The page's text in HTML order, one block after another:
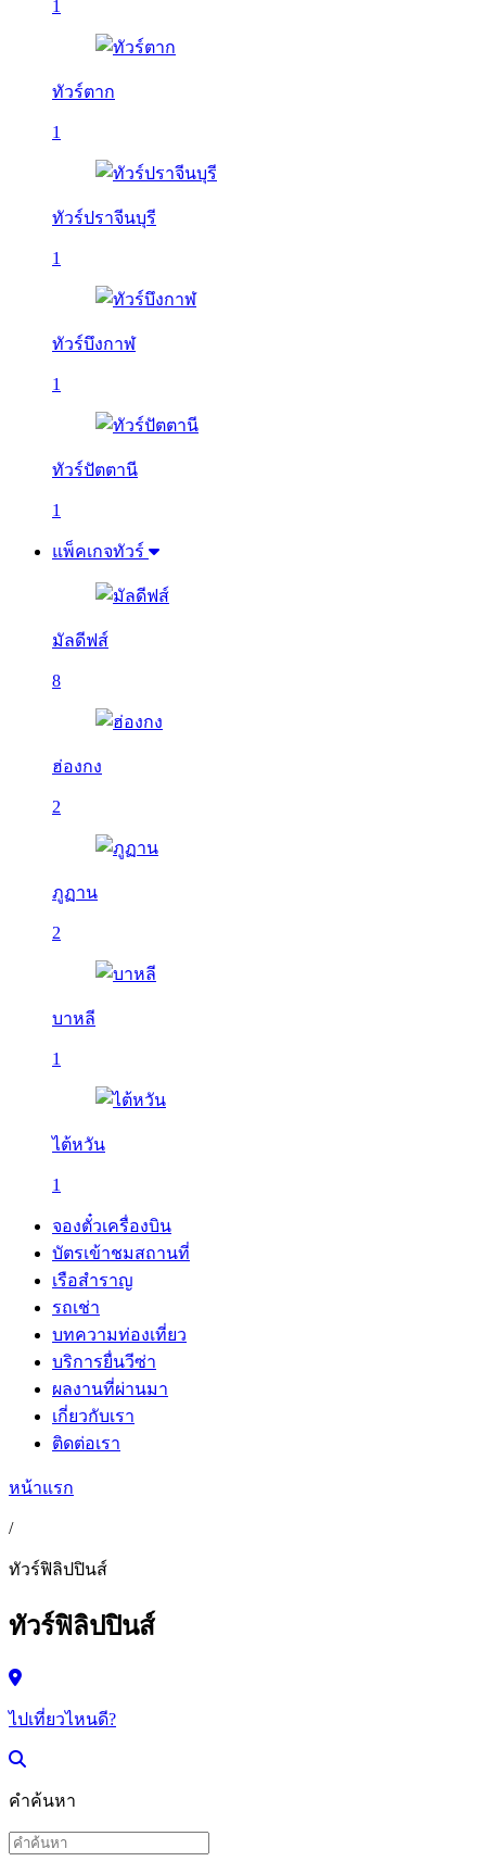
1
ทัวร์ตาก
1
ทัวร์ปราจีนบุรี
1
ทัวร์บึงกาฬ
1
ทัวร์ปัตตานี
1
แพ็คเกจทัวร์
มัลดีฟส์
8
ฮ่องกง
2
ภูฏาน
2
บาหลี
1
ไต้หวัน
1
จองตั๋วเครื่องบิน
บัตรเข้าชมสถานที่
เรือสำราญ
รถเช่า
บทความท่องเที่ยว
บริการยื่นวีซ่า
ผลงานที่ผ่านมา
เกี่ยวกับเรา
ติดต่อเรา
หน้าแรก
/
ทัวร์ฟิลิปปินส์
ทัวร์ฟิลิปปินส์
ไปเที่ยวไหนดี?
คำค้นหา